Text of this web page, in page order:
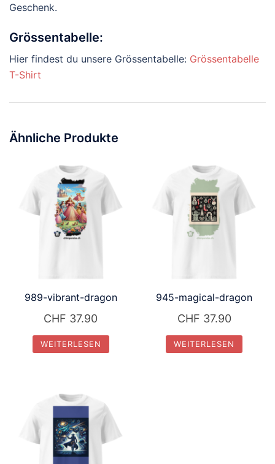
Geschenk.
Grössentabelle:
Hier findest du unsere Grössentabelle: Grössentabelle
T-Shirt
Ähnliche Produkte
989-vibrant-dragon
CHF 37.90
WEITERLESEN
945-magical-dragon
CHF 37.90
WEITERLESEN